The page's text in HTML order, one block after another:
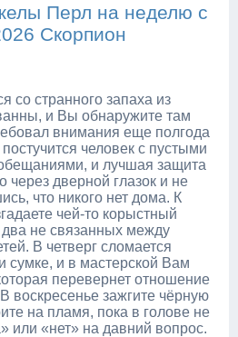
Перл на неделю с
Скорпион
со странного запаха из
и Вы обнаружите там
внимания еще полгода
человек с пустыми
и лучшая защита
через дверной глазок и не
что никого нет дома. К
чей-то корыстный
не связанных между
В четверг сломается
сумке, и в мастерской Вам
перевернет отношение
воскресенье зажгите чёрную
на пламя, пока в голове не
или «нет» на давний вопрос.